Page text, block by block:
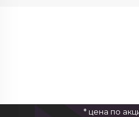
* цена по